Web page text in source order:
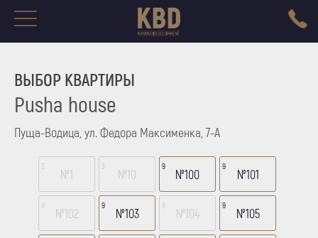
ВЫБОР КВАРТИРЫ
Pusha house
Пуща-Водица, ул. Федора Максименка, 7-А
№1
3
№10
3
№100
9
№101
9
№102
9
№103
9
№104
9
№105
9